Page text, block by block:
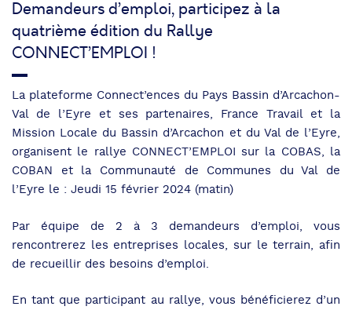
Demandeurs d’emploi, participez à la
quatrième édition du Rallye
CONNECT’EMPLOI !
La plateforme Connect’ences du Pays Bassin d’Arcachon-
Val de l’Eyre et ses partenaires, France Travail et la
Mission Locale du Bassin d’Arcachon et du Val de l’Eyre,
organisent le rallye CONNECT’EMPLOI sur la COBAS, la
COBAN et la Communauté de Communes du Val de
l’Eyre le : Jeudi 15 février 2024 (matin)
Par équipe de 2 à 3 demandeurs d’emploi, vous
rencontrerez les entreprises locales, sur le terrain, afin
de recueillir des besoins d’emploi.
En tant que participant au rallye, vous bénéficierez d’un